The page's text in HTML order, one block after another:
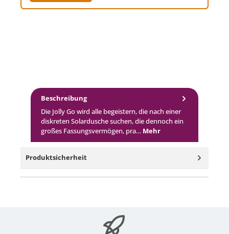
Beschreibung
Die Jolly Go wird alle begeistern, die nach einer
diskreten Solardusche suchen, die dennoch ein
großes Fassungsvermögen, pra… Mehr
Produktsicherheit